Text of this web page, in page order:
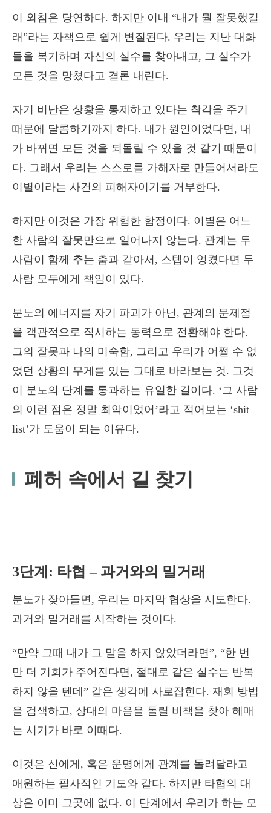
이 외침은 당연하다. 하지만 이내 “내가 뭘 잘못했길
래”라는 자책으로 쉽게 변질된다. 우리는 지난 대화
들을 복기하며 자신의 실수를 찾아내고, 그 실수가
모든 것을 망쳤다고 결론 내린다.
자기 비난은 상황을 통제하고 있다는 착각을 주기
때문에 달콤하기까지 하다. 내가 원인이었다면, 내
가 바뀌면 모든 것을 되돌릴 수 있을 것 같기 때문이
다. 그래서 우리는 스스로를 가해자로 만들어서라도
이별이라는 사건의 피해자이기를 거부한다.
하지만 이것은 가장 위험한 함정이다. 이별은 어느
한 사람의 잘못만으로 일어나지 않는다. 관계는 두
사람이 함께 추는 춤과 같아서, 스텝이 엉켰다면 두
사람 모두에게 책임이 있다.
분노의 에너지를 자기 파괴가 아닌, 관계의 문제점
을 객관적으로 직시하는 동력으로 전환해야 한다.
그의 잘못과 나의 미숙함, 그리고 우리가 어쩔 수 없
었던 상황의 무게를 있는 그대로 바라보는 것. 그것
이 분노의 단계를 통과하는 유일한 길이다. ‘그 사람
의 이런 점은 정말 최악이었어’라고 적어보는 ‘shit
list’가 도움이 되는 이유다.
폐허 속에서 길 찾기
3단계: 타협 – 과거와의 밀거래
분노가 잦아들면, 우리는 마지막 협상을 시도한다.
과거와 밀거래를 시작하는 것이다.
“만약 그때 내가 그 말을 하지 않았더라면”, “한 번
만 더 기회가 주어진다면, 절대로 같은 실수는 반복
하지 않을 텐데” 같은 생각에 사로잡힌다. 재회 방법
을 검색하고, 상대의 마음을 돌릴 비책을 찾아 헤매
는 시기가 바로 이때다.
이것은 신에게, 혹은 운명에게 관계를 돌려달라고
애원하는 필사적인 기도와 같다. 하지만 타협의 대
상은 이미 그곳에 없다. 이 단계에서 우리가 하는 모